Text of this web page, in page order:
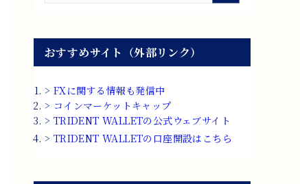
おすすめサイト（外部リンク）
> FXに関する情報も発信中
> コインマーケットキャップ
> TRIDENT WALLETの公式ウェブサイト
> TRIDENT WALLETの口座開設はこちら